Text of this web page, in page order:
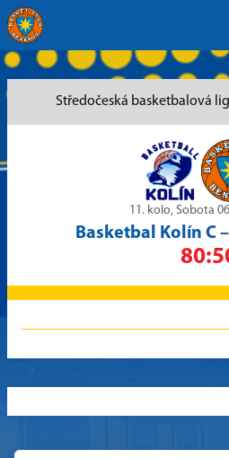
Středočeská basketbalová
11. kolo, Sobota
Basketbal Kolín C –